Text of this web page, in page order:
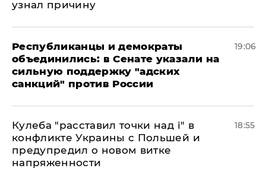
узнал причину
Республиканцы и демократы
объединились: в Сенате указали на
сильную поддержку "адских
санкций" против России
19:06
Кулеба "расставил точки над і" в
конфликте Украины с Польшей и
предупредил о новом витке
напряженности
18:55